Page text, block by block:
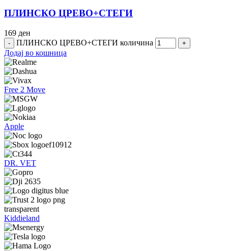
ПЛИНСКО ЦРЕВО+СТЕГИ
169 ден
ПЛИНСКО ЦРЕВО+СТЕГИ количина
Додај во кошница
Free 2 Move
Apple
DR. VET
Kiddieland